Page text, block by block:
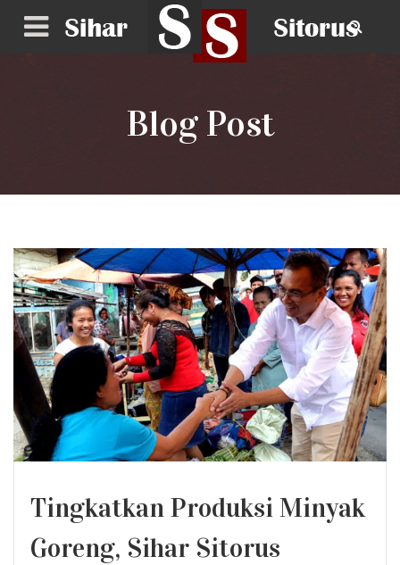
Blog Post
Tingkatkan Produksi Minyak
Goreng, Sihar Sitorus